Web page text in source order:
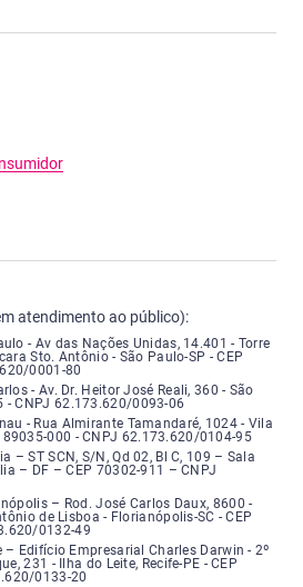
atendimento ao público):
- Endereço: Avenida das Nações Unidas,
- Av das Nações Unidas, 14.401 - Torre
Sto. Antônio - São Paulo-SP - CEP
0001-80
- Endereço: Avenida Doutor Heitor José
- Av. Dr. Heitor José Reali, 360 - São
- CNPJ 62.173.620/0093-06
- Endereço: Rua Almirante Tamandaré,
- Rua Almirante Tamandaré, 1024 - Vila
89035-000 - CNPJ 62.173.620/0104-95
Setor Comercial Norte, sem
– ST SCN, S/N, Qd 02, Bl C, 109 – Sala
– DF – CEP 70302-911 – CNPJ
Endereço: Rodovia José Carlos, número
– Rod. José Carlos Daux, 8600 -
de Lisboa - Florianópolis-SC - CEP
0132-49
Edifício Empresarial Charles Darwin,
Edifício Empresarial Charles Darwin - 2º
231 - Ilha do Leite, Recife-PE - CEP
0133-20